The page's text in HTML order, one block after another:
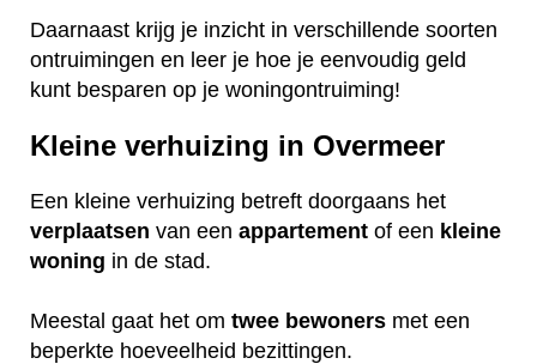
Daarnaast krijg je inzicht in verschillende soorten
ontruimingen en leer je hoe je eenvoudig geld
kunt besparen op je woningontruiming!
Kleine verhuizing in Overmeer
Een kleine verhuizing betreft doorgaans het
verplaatsen van een appartement of een kleine
woning in de stad.
Meestal gaat het om twee bewoners met een
beperkte hoeveelheid bezittingen.